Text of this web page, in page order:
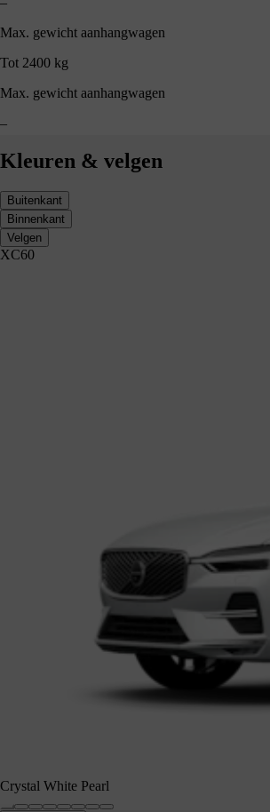
Max. gewicht aanhangwagen
Tot 2400 kg
Max. gewicht aanhangwagen
–
Kleuren & velgen
Buitenkant
Binnenkant
Velgen
XC60
Crystal White Pearl